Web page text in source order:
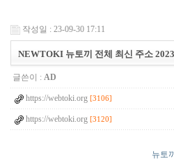
작성일 : 23-09-30 17:11
NEWTOKI 뉴토끼 전체 최신 주소
글쓴이 : AD
https://webtoki.org [3106]
https://webtoki.org [3120]
뉴토